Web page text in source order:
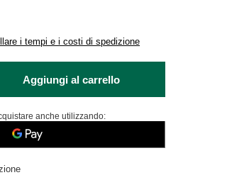
i tempi e i costi di spedizione
Aggiungi al carrello
anche utilizzando: